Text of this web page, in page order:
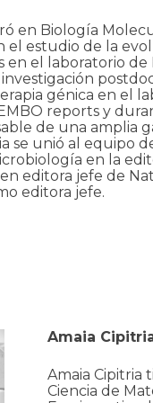
en Biología
estudio de la
en el laboratorio
génica en el
reports y
de una amplia
se unió al equipo
en la
editora jefe de
editora jefe.
Amaia
Amaia Cipitria
Ciencia de